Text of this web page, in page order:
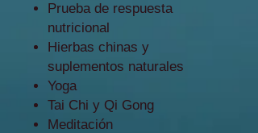
Prueba de respuesta
nutricional
Hierbas chinas y
suplementos naturales
Yoga
Tai Chi y Qi Gong
Meditación